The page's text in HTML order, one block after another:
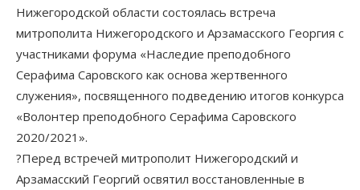
Нижегородской области состоялась встреча
митрополита Нижегородского и Арзамасского Георгия с
участниками форума «Наследие преподобного
Серафима Саровского как основа жертвенного
служения», посвященного подведению итогов конкурса
«Волонтер преподобного Серафима Саровского
2020/2021».
?Перед встречей митрополит Нижегородский и
Арзамасский Георгий освятил восстановленные в